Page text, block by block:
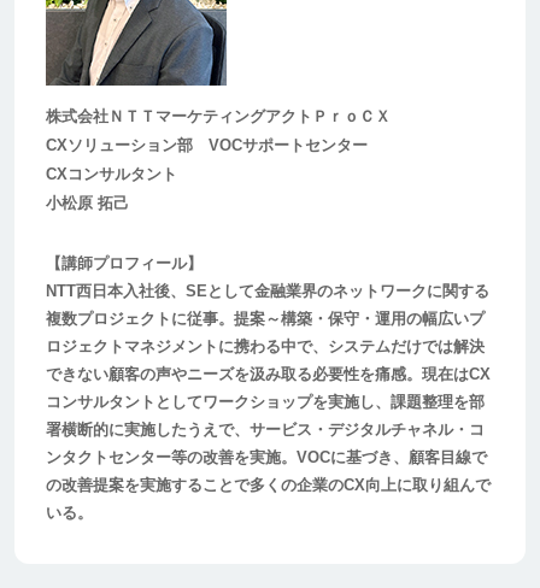
株式会社ＮＴＴマーケティングアクトＰｒｏＣＸ
CXソリューション部 VOCサポートセンター
CXコンサルタント
小松原 拓己
【講師プロフィール】
NTT西日本入社後、SEとして金融業界のネットワークに関する
複数プロジェクトに従事。提案～構築・保守・運用の幅広いプ
ロジェクトマネジメントに携わる中で、システムだけでは解決
できない顧客の声やニーズを汲み取る必要性を痛感。現在はCX
コンサルタントとしてワークショップを実施し、課題整理を部
署横断的に実施したうえで、サービス・デジタルチャネル・コ
ンタクトセンター等の改善を実施。VOCに基づき、顧客目線で
の改善提案を実施することで多くの企業のCX向上に取り組んで
いる。